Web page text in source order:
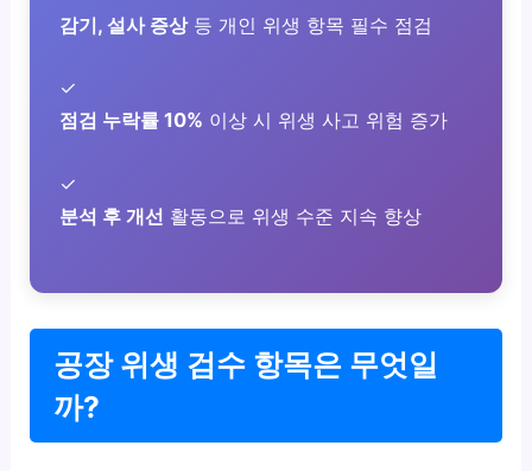
감기, 설사 증상등 개인 위생 항목 필수 점검
✓
점검 누락률 10% 이상 시 위생 사고 위험 증가
✓
분석 후 개선 활동으로 위생 수준 지속 향상
공장 위생 검수 항목은 무엇일
까?